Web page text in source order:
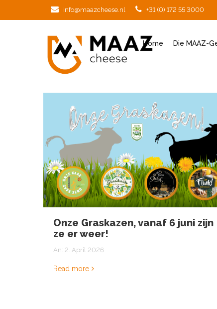
info@maazcheese.nl +31 (0) 172 55 3000
Home Die MAAZ-
Onze Graskazen, vanaf 6 juni zijn
ze er weer!
An: 2. April 2026
Read more